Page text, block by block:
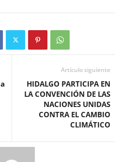
Artículo siguiente
HIDALGO PARTICIPA EN
LA CONVENCIÓN DE LAS
NACIONES UNIDAS
CONTRA EL CAMBIO
CLIMÁTICO